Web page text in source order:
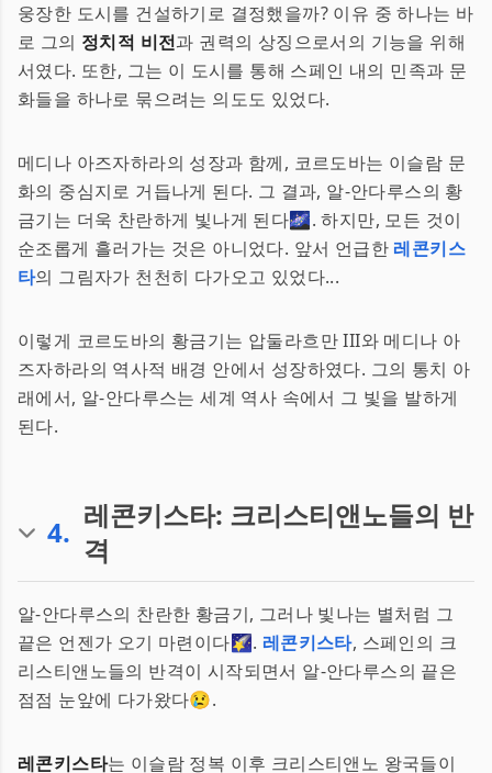
웅장한 도시를 건설하기로 결정했을까? 이유 중 하나는 바
로 그의 정치적 비전과 권력의 상징으로서의 기능을 위해
서였다. 또한, 그는 이 도시를 통해 스페인 내의 민족과 문
화들을 하나로 묶으려는 의도도 있었다.
메디나 아즈자하라의 성장과 함께, 코르도바는 이슬람 문
화의 중심지로 거듭나게 된다. 그 결과, 알-안다루스의 황
금기는 더욱 찬란하게 빛나게 된다🌌. 하지만, 모든 것이
순조롭게 흘러가는 것은 아니었다. 앞서 언급한 레콘키스
타의 그림자가 천천히 다가오고 있었다...
이렇게 코르도바의 황금기는 압둘라흐만 III와 메디나 아
즈자하라의 역사적 배경 안에서 성장하였다. 그의 통치 아
래에서, 알-안다루스는 세계 역사 속에서 그 빛을 발하게
된다.
4. 레콘키스타: 크리스티앤노들의 반
격
알-안다루스의 찬란한 황금기, 그러나 빛나는 별처럼 그
끝은 언젠가 오기 마련이다🌠. 레콘키스타, 스페인의 크
리스티앤노들의 반격이 시작되면서 알-안다루스의 끝은
점점 눈앞에 다가왔다😢.
레콘키스타는 이슬람 정복 이후 크리스티앤노 왕국들이